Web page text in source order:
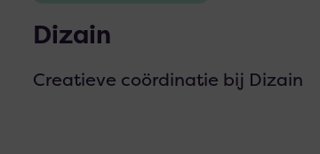
Dizain
Creatieve coördinatie bij Dizain